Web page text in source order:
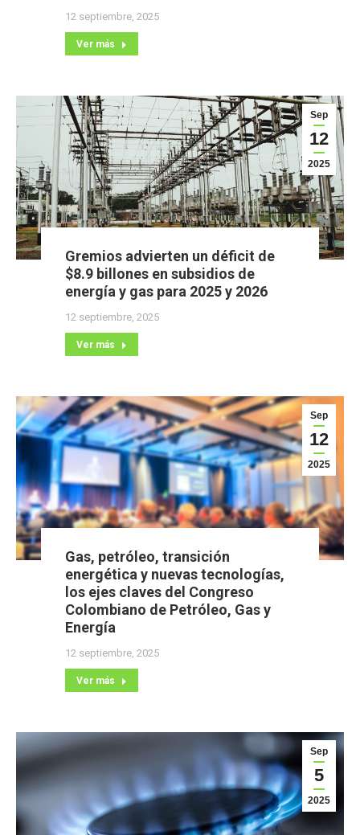
12 septiembre, 2025
Ver más
Sep
12
2025
Gremios advierten un déficit de
$8.9 billones en subsidios de
energía y gas para 2025 y 2026
12 septiembre, 2025
Ver más
Sep
12
2025
Gas, petróleo, transición
energética y nuevas tecnologías,
los ejes claves del Congreso
Colombiano de Petróleo, Gas y
Energía
12 septiembre, 2025
Ver más
Sep
5
2025